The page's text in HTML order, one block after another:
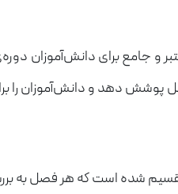
و جامع برای دانش‌آموزان
پوشش دهد و دانش‌آموزان را
شده است که هر فصل به